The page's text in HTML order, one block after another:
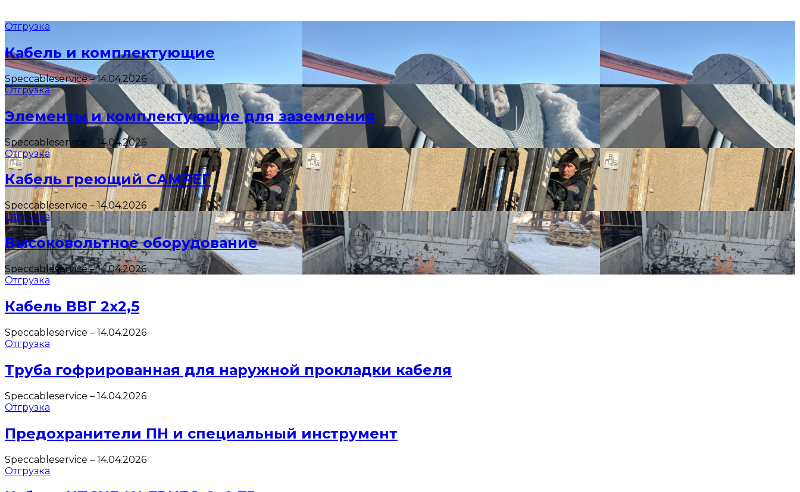
Отгрузка
Кабель и комплектующие
Speccableservice–14.04.2026
Отгрузка
Элементы и комплектующие для заземления
Speccableservice – 14.04.2026
Отгрузка
Кабель греющий САМРЕГ
Speccableservice–14.04.2026
Отгрузка
Высоковольтное оборудование
Speccableservice–14.04.2026
Отгрузка
Кабель ВВГ 2х2,5
Speccableservice – 14.04.2026
Отгрузка
Труба гофрированная для наружной прокладки кабеля
Speccableservice – 14.04.2026
Отгрузка
Предохранители ПН и специальный инструмент
Speccableservice – 14.04.2026
Отгрузка